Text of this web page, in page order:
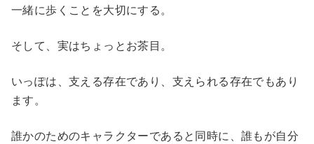
一緒に歩くことを大切にする。
そして、実はちょっとお茶目。
いっぽは、支える存在であり、支えられる存在でもあり
ます。
誰かのためのキャラクターであると同時に、誰もが自分